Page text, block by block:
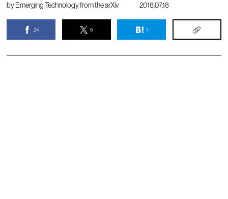
byEmerging Technology from the arXiv 2018.07.18
24 5 1